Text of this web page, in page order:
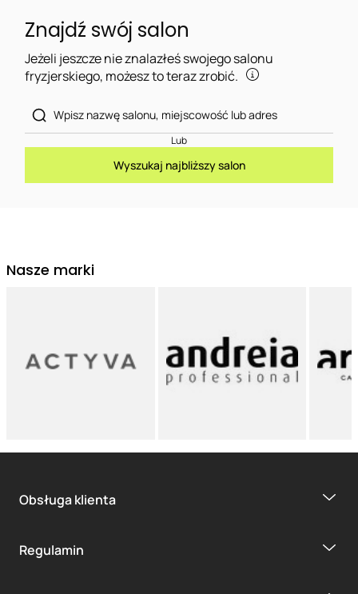
Znajdź swój salon
Jeżeli jeszcze nie znalazłeś swojego salonu
fryzjerskiego, możesz to teraz zrobić.
Lub
Wyszukaj najbliższy salon
Nasze marki
Obsługa klienta
Regulamin